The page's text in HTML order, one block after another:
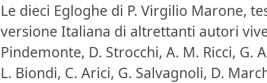
Le dieci Egloghe di P. Virgilio Marone,
versione Italiana di altrettanti autori
Pindemonte, D. Strocchi, A. M. Ricci, G.
L. Biondi, C. Arici, G. Salvagnoli, D.